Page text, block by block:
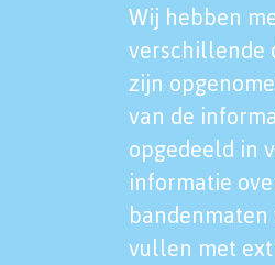
Wij hebben
verschillende
zijn
van de
opgedeeld in
informatie
vullen met